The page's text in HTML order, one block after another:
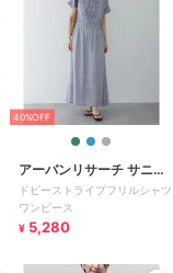
40%OFF
アーバンリサーチ サニー
レーベル
ドビーストライプフリルシャツ
ワンピース
¥ 5,280